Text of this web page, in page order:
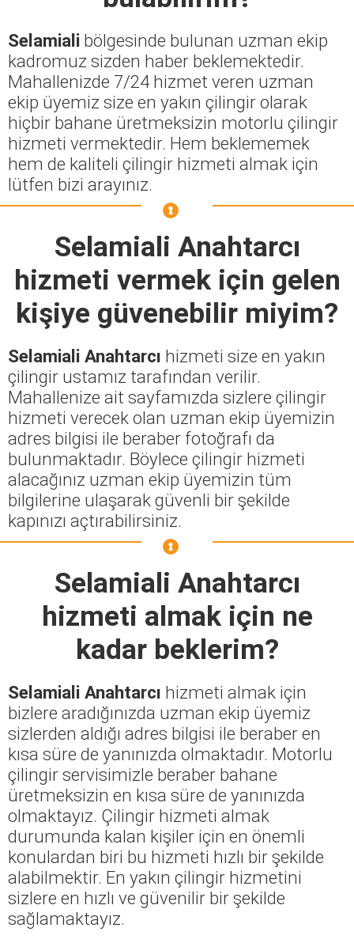
Selamiali bölgesinde bulunan uzman ekip
kadromuz sizden haber beklemektedir.
Mahallenizde 7/24 hizmet veren uzman
ekip üyemiz size en yakın çilingir olarak
hiçbir bahane üretmeksizin motorlu çilingir
hizmeti vermektedir. Hem beklememek
hem de kaliteli çilingir hizmeti almak için
lütfen bizi arayınız.
Selamiali Anahtarcı
hizmeti vermek için gelen
kişiye güvenebilir miyim?
Selamiali Anahtarcı hizmeti size en yakın
çilingir ustamız tarafından verilir.
Mahallenize ait sayfamızda sizlere çilingir
hizmeti verecek olan uzman ekip üyemizin
adres bilgisi ile beraber fotoğrafı da
bulunmaktadır. Böylece çilingir hizmeti
alacağınız uzman ekip üyemizin tüm
bilgilerine ulaşarak güvenli bir şekilde
kapınızı açtırabilirsiniz.
Selamiali Anahtarcı
hizmeti almak için ne
kadar beklerim?
Selamiali Anahtarcı hizmeti almak için
bizlere aradığınızda uzman ekip üyemiz
sizlerden aldığı adres bilgisi ile beraber en
kısa süre de yanınızda olmaktadır. Motorlu
çilingir servisimizle beraber bahane
üretmeksizin en kısa süre de yanınızda
olmaktayız. Çilingir hizmeti almak
durumunda kalan kişiler için en önemli
konulardan biri bu hizmeti hızlı bir şekilde
alabilmektir. En yakın çilingir hizmetini
sizlere en hızlı ve güvenilir bir şekilde
sağlamaktayız.